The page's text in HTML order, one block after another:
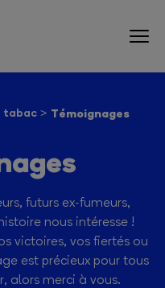
tabac Témoignages
futurs ex-fumeurs,
nous intéresse !
victoires, vos fiertés ou
est précieux pour tous
alors merci à vous.